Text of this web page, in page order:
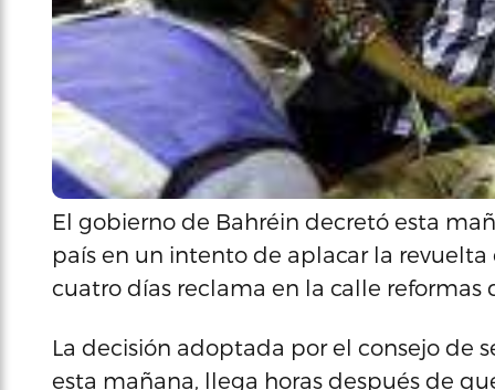
El gobierno de Bahréin decretó esta
país en un intento de aplacar la
cuatro días reclama en la calle reformas
La decisión adoptada por el consejo de
esta mañana, llega horas después de